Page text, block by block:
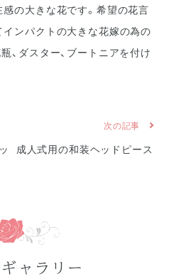
の大きな花です。希望の花言
ンパクトの大きな花嫁の為の
、ダスター、ブートニアを付け
次の記事
成人式用の和装ヘッドピース
ャラリー